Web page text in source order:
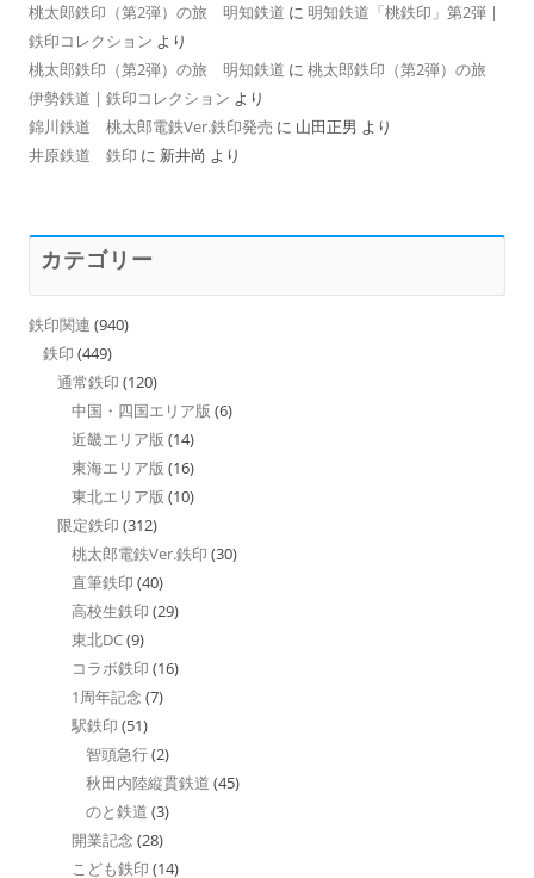
桃太郎鉄印（第2弾）の旅 明知鉄道 に 明知鉄道「桃鉄印」第2弾 |
鉄印コレクション より
桃太郎鉄印（第2弾）の旅 明知鉄道 に 桃太郎鉄印（第2弾）の旅
伊勢鉄道 | 鉄印コレクション より
錦川鉄道 桃太郎電鉄Ver.鉄印発売 に 山田正男 より
井原鉄道 鉄印 に 新井尚 より
カテゴリー
鉄印関連 (940)
鉄印 (449)
通常鉄印 (120)
中国・四国エリア版 (6)
近畿エリア版 (14)
東海エリア版 (16)
東北エリア版 (10)
限定鉄印 (312)
桃太郎電鉄Ver.鉄印 (30)
直筆鉄印 (40)
高校生鉄印 (29)
東北DC(9)
コラボ鉄印 (16)
1周年記念 (7)
駅鉄印 (51)
智頭急行(2)
秋田内陸縦貫鉄道 (45)
のと鉄道 (3)
開業記念 (28)
こども鉄印 (14)